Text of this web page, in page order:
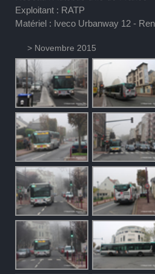
Exploitant : RATP
Matériel : Iveco Urbanway 12 -
> Novembre 2015